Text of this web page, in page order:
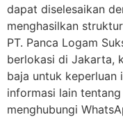
dapat diselesaikan
menghasilkan
PT. Panca Logam
berlokasi di Jakarta,
baja untuk keperluan
informasi lain
menghubungi